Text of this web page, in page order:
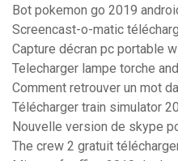
Bot pokemon go 2019
Screencast-o-matic
Capture décran pc portable
Telecharger lampe torche
Comment retrouver un mot
Télécharger train simulator
Nouvelle version de skype
The crew 2 gratuit